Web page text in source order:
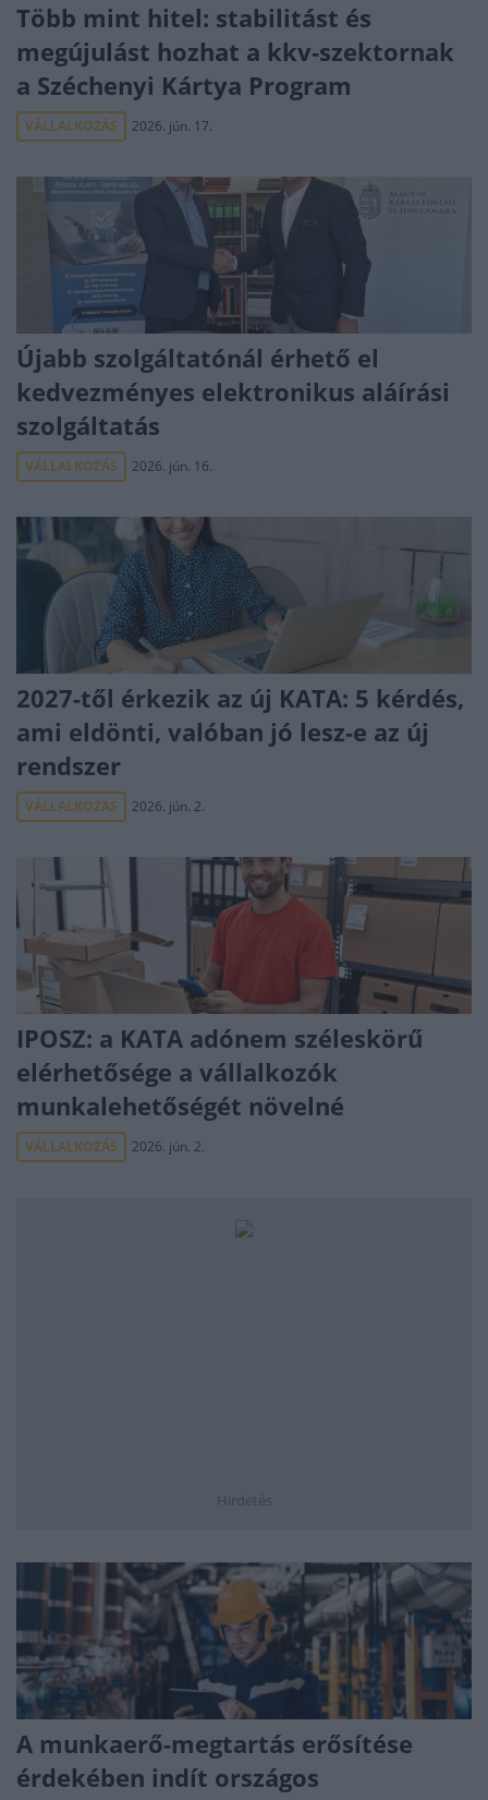
Több mint hitel: stabilitást és
megújulást hozhat a kkv-szektornak
a Széchenyi Kártya Program
VÁLLALKOZÁS 2026. jún. 17.
Újabb szolgáltatónál érhető el
kedvezményes elektronikus aláírási
szolgáltatás
VÁLLALKOZÁS 2026. jún. 16.
2027-től érkezik az új KATA: 5 kérdés,
ami eldönti, valóban jó lesz-e az új
rendszer
VÁLLALKOZÁS 2026. jún. 2.
IPOSZ: a KATA adónem széleskörű
elérhetősége a vállalkozók
munkalehetőségét növelné
VÁLLALKOZÁS 2026. jún. 2.
Hirdetés
A munkaerő-megtartás erősítése
érdekében indít országos